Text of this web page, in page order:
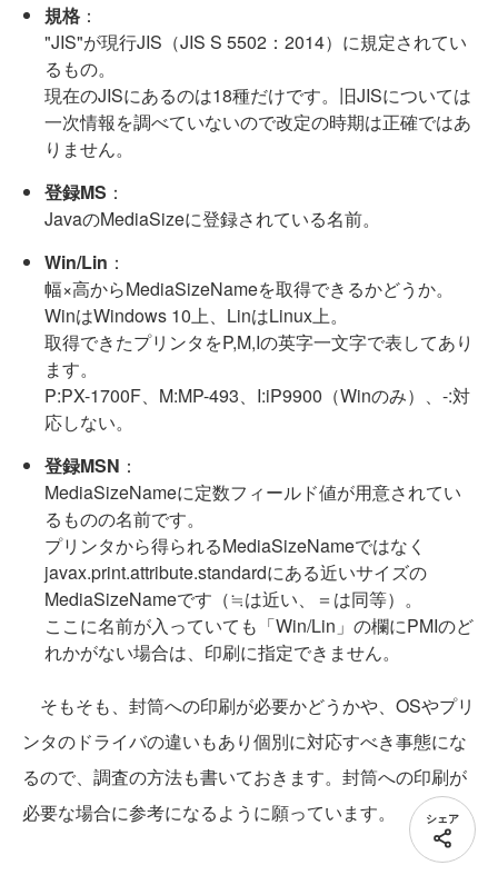
規格 ：
"JIS"が現行JIS（JIS S 5502：2014）に規定されてい
るもの。
現在のJISにあるのは18種だけです。旧JISについては
一次情報を調べていないので改定の時期は正確ではあ
りません。
登録MS ：
JavaのMediaSizeに登録されている名前。
Win/Lin ：
幅×高からMediaSizeNameを取得できるかどうか。
WinはWindows 10上、LinはLinux上。
取得できたプリンタをP,M,Iの英字一文字で表してあり
ます。
P:PX-1700F、M:MP-493、I:iP9900（Winのみ）、-:対
応しない。
登録MSN ：
MediaSizeNameに定数フィールド値が用意されてい
るものの名前です。
プリンタから得られるMediaSizeNameではなく
javax.print.attribute.standardにある近いサイズの
MediaSizeNameです（≒は近い、＝は同等）。
ここに名前が入っていても「Win/Lin」の欄にPMIのど
れかがない場合は、印刷に指定できません。
そもそも、封筒への印刷が必要かどうかや、OSやプリ
ンタのドライバの違いもあり個別に対応すべき事態にな
るので、調査の方法も書いておきます。封筒への印刷が
必要な場合に参考になるように願っています。
シェア